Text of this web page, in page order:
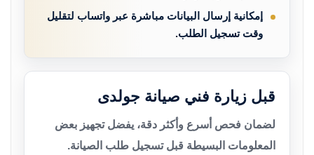
إمكانية إرسال البيانات مباشرة عبر واتساب لتقليل
وقت تسجيل الطلب.
قبل زيارة فني صيانة جولدى
لضمان فحص أسرع وأكثر دقة، يفضل تجهيز بعض
المعلومات البسيطة قبل تسجيل طلب الصيانة.